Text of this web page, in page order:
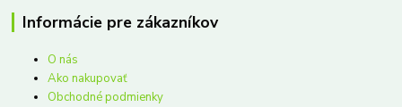
Informácie pre zákazníkov
O nás
Ako nakupovať
Obchodné podmienky